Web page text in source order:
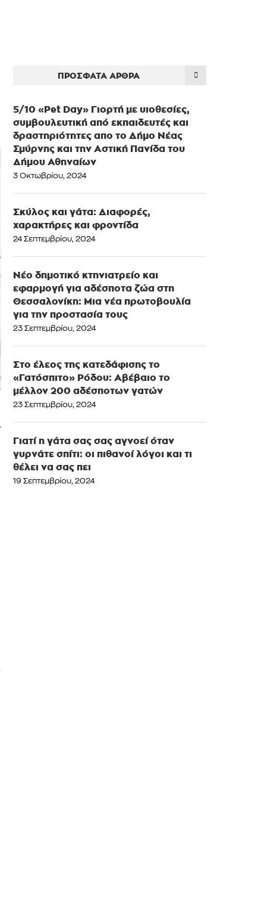
ΠΡΌΣΦΑΤΑ ΆΡΘΡΑ
5/10 «Pet Day» Γιορτή με υιοθεσίες,
συμβουλευτική από εκπαιδευτές και
δραστηριότητες απο το Δήμο Νέας
Σμύρνης και την Αστική Πανίδα του
Δήμου Αθηναίων
3 Οκτωβρίου, 2024
Σκύλος και γάτα: Διαφορές,
χαρακτήρες και φροντίδα
24 Σεπτεμβρίου, 2024
Νέο δημοτικό κτηνιατρείο και
εφαρμογή για αδέσποτα ζώα στη
Θεσσαλονίκη: Μια νέα πρωτοβουλία
για την προστασία τους
23 Σεπτεμβρίου, 2024
Στο έλεος της κατεδάφισης το
«Γατόσπιτο» Ρόδου: Αβέβαιο το
μέλλον 200 αδέσποτων γατών
23 Σεπτεμβρίου, 2024
Γιατί η γάτα σας σας αγνοεί όταν
γυρνάτε σπίτι: οι πιθανοί λόγοι και τι
θέλει να σας πει
19 Σεπτεμβρίου, 2024